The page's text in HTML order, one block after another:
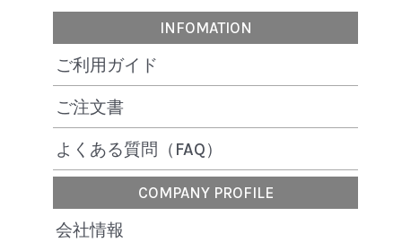
INFOMATION
ご利用ガイド
ご注文書
よくある質問（FAQ）
COMPANY PROFILE
会社情報